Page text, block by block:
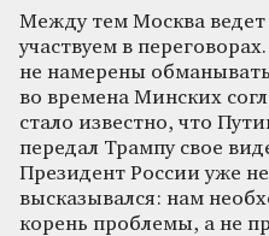
Между тем Москва
участвуем в
не намерены
во времена Минских
стало известно, что
передал Трампу свое
Президент России уже
высказывался: нам
корень проблемы, а не